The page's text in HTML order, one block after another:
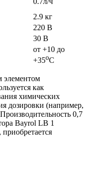
2.9 кг
220 В
30 В
от +10 до
+35оС
элементом
как
химических
дозировки (например,
0,7
Bayrol LB 1